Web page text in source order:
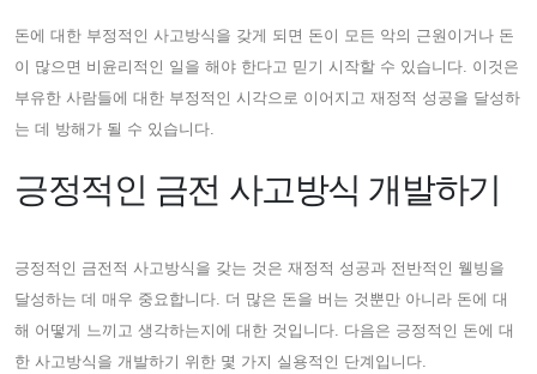
돈에 대한 부정적인 사고방식을 갖게 되면 돈이 모든 악의 근원이거나 돈
이 많으면 비윤리적인 일을 해야 한다고 믿기 시작할 수 있습니다. 이것은
부유한 사람들에 대한 부정적인 시각으로 이어지고 재정적 성공을 달성하
는 데 방해가 될 수 있습니다.
긍정적인 금전 사고방식 개발하기
긍정적인 금전적 사고방식을 갖는 것은 재정적 성공과 전반적인 웰빙을
달성하는 데 매우 중요합니다. 더 많은 돈을 버는 것뿐만 아니라 돈에 대
해 어떻게 느끼고 생각하는지에 대한 것입니다. 다음은 긍정적인 돈에 대
한 사고방식을 개발하기 위한 몇 가지 실용적인 단계입니다.